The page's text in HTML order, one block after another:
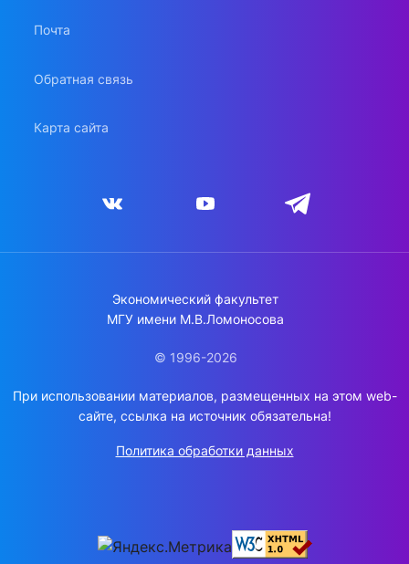
Почта
Обратная связь
Карта сайта
Экономический факультет
МГУ имени М.В.Ломоносова
© 1996-2026
При использовании материалов, размещенных на этом web-
сайте, ссылка на источник обязательна!
Политика обработки данных